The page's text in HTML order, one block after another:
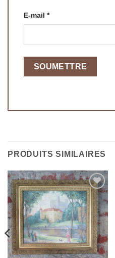
E-mail *
PRODUITS SIMILAIRES
Ajouter
à la
wishlist